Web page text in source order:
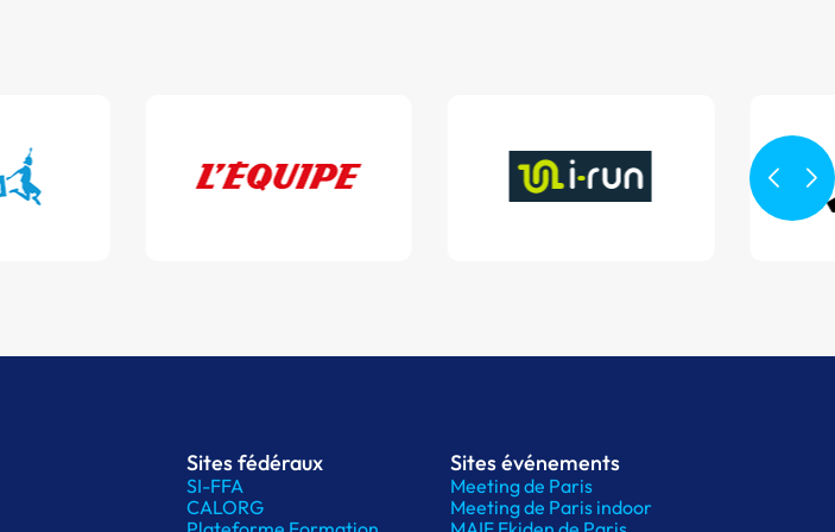
Sites fédéraux
SI-FFA
CALORG
Sites événements
Meeting de Paris
Meeting de Paris indoor